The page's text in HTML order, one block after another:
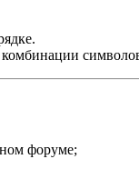
форуме;